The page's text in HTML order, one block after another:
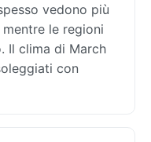
vedono più
le regioni
Il clima di March
con